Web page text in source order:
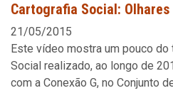
Cartografia Social:
21/05/2015
Este vídeo mostra um pouco do
Social realizado, ao longo de
com a Conexão G, no Conjunto